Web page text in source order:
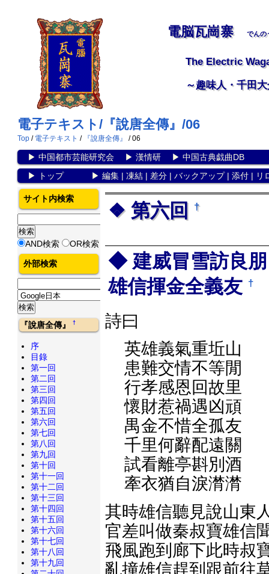
電脳瓦崗寨 でんの
The Electric
～趣味人・千田
電子テキスト/『說唐全傳』/06
Top / 電子テキスト / 『說唐全傳』 / 06
▶ 中国都市芸能研究会▶ 漢情研▶ 中国古典戯曲DB
▶
トップ▶ 編集| 凍結| 差分| バックアップ| 添付| リ
第六回 †
建威冒雪訪良朋
雄信揮金全義友 †
詩曰
英雄義氣重坵山
患難交情不等閒
行孝感恩回故里
懷財惹禍遇凶頑
禺金不惜全孤友
千里何辭配遠關
試看離亭斟別酒
牽衣猶自淚潸潸
其時雄信聽見說山東
官差叫做秦叔寶雄信
飛風跑到廊下此時叔
亂撞雄信趕到跟前往
サイト内検索
AND検索 OR検索
外部検索
『說唐全傳』†
序
目錄
第一回
第二回
第三回
第四回
第五回
第六回
第七回
第八回
第九回
第十回
第十一回
第十二回
第十三回
第十四回
第十五回
第十六回
第十七回
第十八回
第十九回